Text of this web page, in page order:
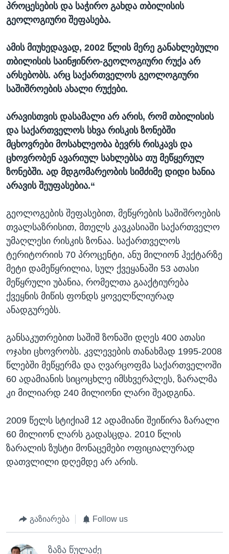
პროცესების და საჭირო გახდა თბილისის
გეოლოგიური შეფასება.
ამის მიუხედავად, 2002 წლის მერე განახლებული
თბილისის საინჟინრო-გეოლოგიური რუქა არ
არსებობს. არც საქართველოს გეოლოგიური
საშიშროების ახალი რუქები.
არავისთვის დასამალი არ არის, რომ თბილისის
და საქართველოს სხვა რისკის ზონებში
მცხოვრები მოსახლეობა ბევრს რისკავს და
ცხოვრობენ ავარიულ სახლებსა თუ მეწყერულ
ზონებში. ად მდგომარეობის სიმძიმე დიდი ხანია
არავის შეუფასებია.“
გეოლოგების შეფასებით, მეწყრების საშიშროების
თვალსაზრისით, მთელს კავკასიაში საქართველო
უმაღლესი რისკის ზონაა. საქართველოს
ტერიტორიის 70 პროცენტი, ანუ მილიონ ჰექტარზე
მეტი დამეწყრილია, სულ ქვეყანაში 53 ათასი
მეწყრული უბანია, რომელთა გააქტიურება
ქვეყნის მიწის ფონდს ყოველწლიურად
ანადგურებს.
განსაკუთრებით საშიშ ზონაში დღეს 400 ათასი
ოჯახი ცხოვრობს. კვლევების თანახმად 1995-2008
წლებში მეწყერმა და ღვარცოფმა საქართველოში
60 ადამიანის სიცოცხლე იმსხვერპლეს, ზარალმა
კი მილიარდ 240 მილიონი ლარი შეადგინა.
2009 წელს სტიქიამ 12 ადამიანი შეიწირა ზარალი
60 მილიონ ლარს გადასცდა. 2010 წლის
ზარალის ზუსტი მონაცემები ოფიციალურად
დათვლილი დღემდე არ არის.
გაზიარება Follow us
ზაზა წულაძე